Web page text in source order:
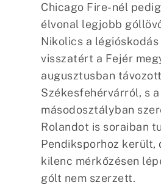
Chicago Fire-nél
élvonal legjobb
Nikolics a légióskodás
visszatért a Fejér
augusztusban távozott
Székesfehérvárról, s
másodosztályban
Rolandot is soraiban
Pendiksporhoz került,
kilenc mérkőzésen
gólt nem szerzett.